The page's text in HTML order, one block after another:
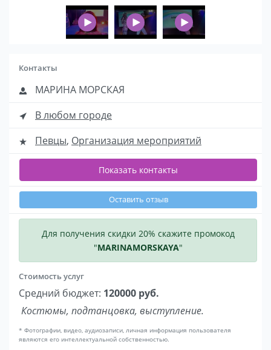
Контакты
МАРИНА МОРСКАЯ
В любом городе
Певцы, Организация мероприятий
Показать контакты
Оставить отзыв
Для получения скидки 20% скажите промокод
"MARINAMORSKAYA"
Стоимость услуг
Средний бюджет: 120000 руб.
Костюмы, подтанцовка, выступление.
* Фотографии, видео, аудиозаписи, личная информация пользователя
являются его интеллектуальной собственностью.